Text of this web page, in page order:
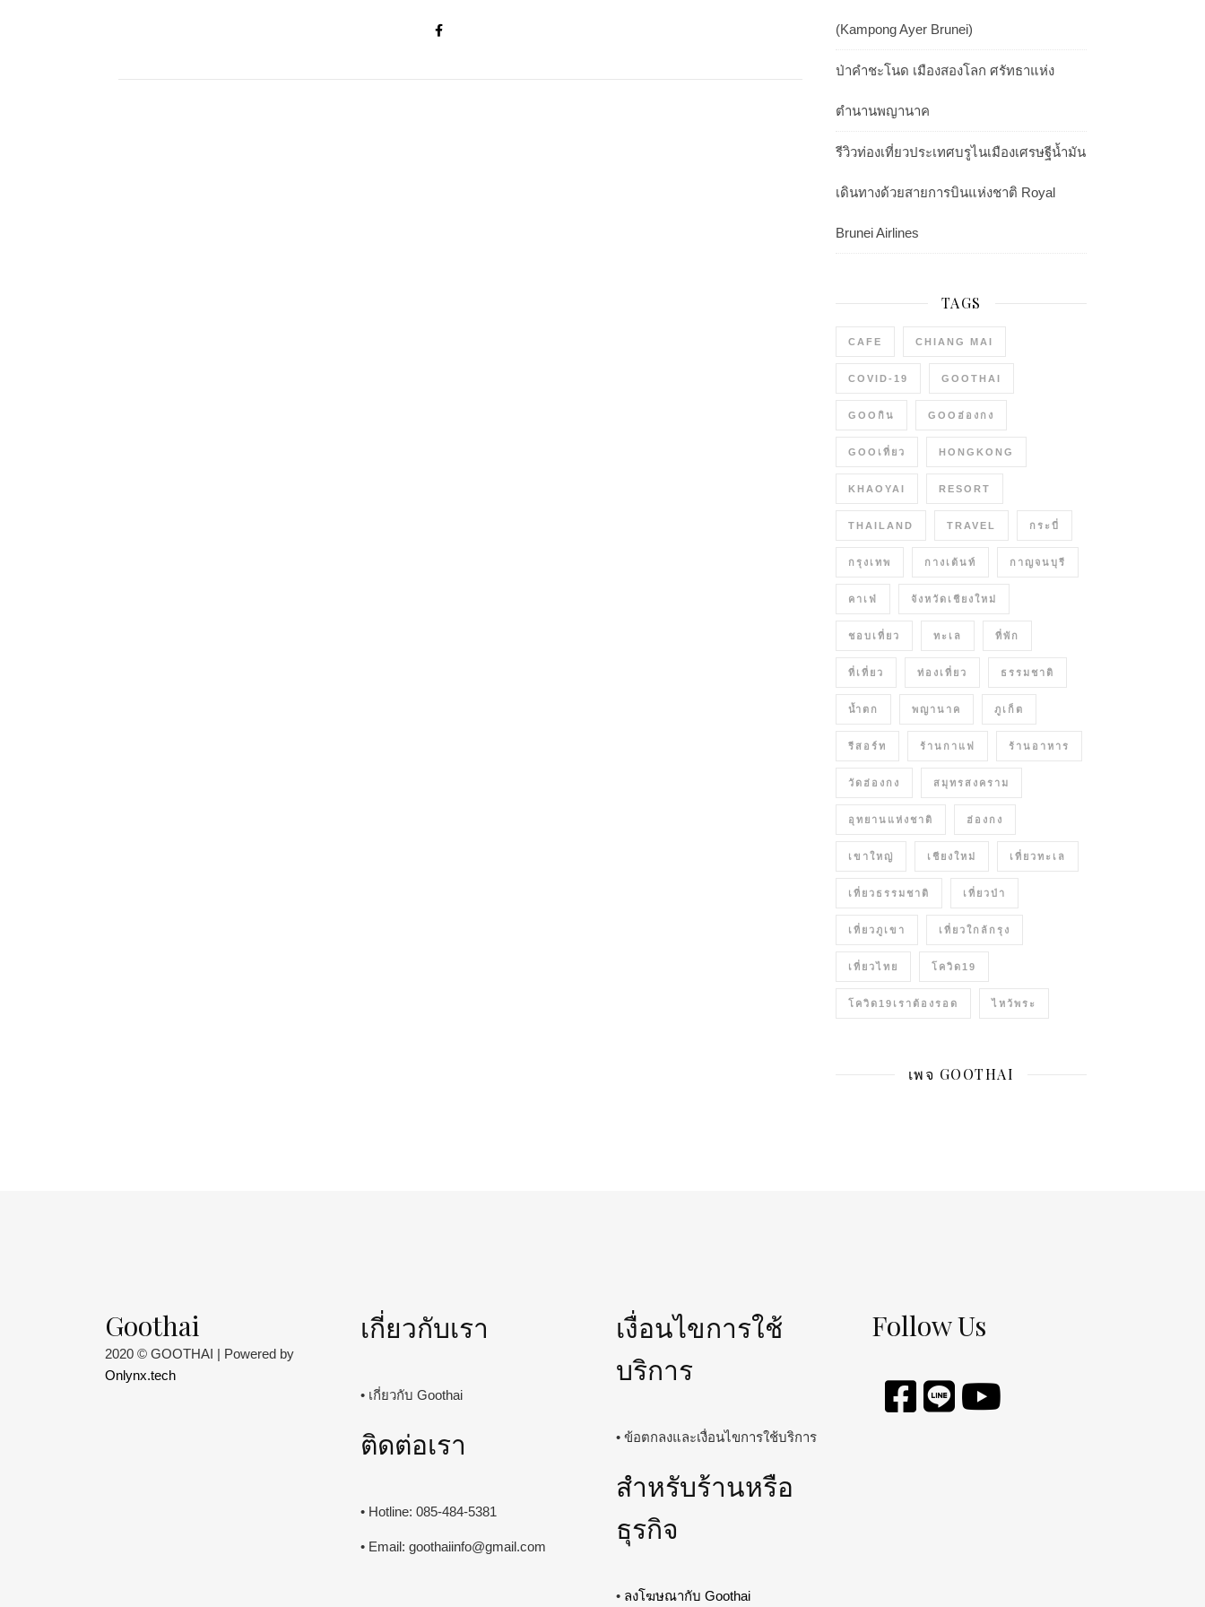
(Kampong Ayer Brunei)
ป่าคำชะโนด เมืองสองโลก ศรัทธาแห่ง
ตำนานพญานาค
รีวิวท่องเที่ยวประเทศบรูไนเมืองเศรษฐีน้ำมัน
เดินทางด้วยสายการบินแห่งชาติ Royal
Brunei Airlines
TAGS
CAFE CHIANG MAI
COVID-19 GOOTHAI
GOOกิน GOOฮ่องกง
GOOเที่ยว HONGKONG
KHAOYAI RESORT
THAILAND TRAVEL กระบี่
กรุงเทพ กางเต้นท์ กาญจนบุรี
คาเฟ่ จังหวัดเชียงใหม่
ชอบเที่ยว ทะเล ที่พัก
ที่เที่ยว ท่องเที่ยว ธรรมชาติ
น้ำตก พญานาค ภูเก็ต
รีสอร์ท ร้านกาแฟ ร้านอาหาร
วัดฮ่องกง สมุทรสงคราม
อุทยานแห่งชาติ ฮ่องกง
เขาใหญ่ เชียงใหม่ เที่ยวทะเล
เที่ยวธรรมชาติ เที่ยวป่า
เที่ยวภูเขา เที่ยวใกล้กรุง
เที่ยวไทย โควิด19
โควิด19เราต้องรอด ไหว้พระ
เพจ GOOTHAI
Goothai
2020 © GOOTHAI | Powered by
Onlynx.tech
เกี่ยวกับเรา
• เกี่ยวกับ Goothai
ติดต่อเรา
• Hotline: 085-484-5381
• Email: goothaiinfo@gmail.com
เงื่อนไขการใช้
บริการ
• ข้อตกลงและเงื่อนไขการใช้บริการ
สำหรับร้านหรือ
ธุรกิจ
• ลงโฆษณากับ Goothai
Follow Us